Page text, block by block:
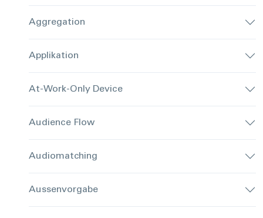
Aggregation
Applikation
At-Work-Only Device
Audience Flow
Audiomatching
Aussenvorgabe